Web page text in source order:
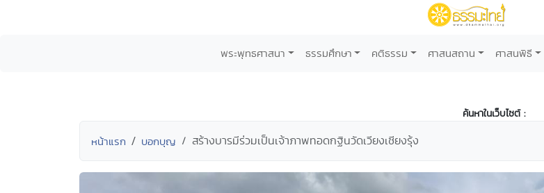
พระพุทธศาสนา ธรรมศึกษา คติธรรม ศาสนสถาน ศาสนพิธี
ค้นหาในเว็บไซต์ :
หน้าแรก บอกบุญ สร้างบารมีร่วมเป็นเจ้าภาพทอดกฐินวัดเวียงเชียงรุ้ง